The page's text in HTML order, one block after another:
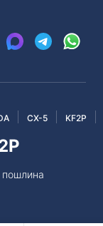
CX-5 KF2P
пошлина